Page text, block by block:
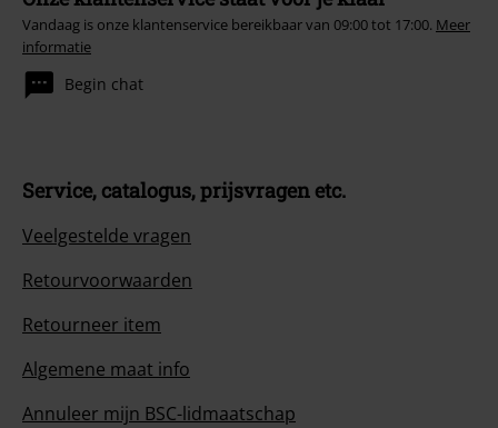
Vandaag is onze klantenservice bereikbaar van 09:00 tot 17:00. Meer
informatie
Begin chat
Service, catalogus, prijsvragen etc.
Veelgestelde vragen
Retourvoorwaarden
Retourneer item
Algemene maat info
Annuleer mijn BSC-lidmaatschap